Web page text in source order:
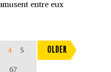
entre eux
4 5
67
OLDER